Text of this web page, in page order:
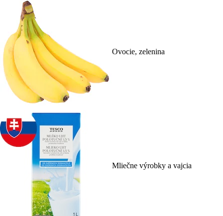
Ovocie, zelenina
Mliečne výrobky a vajcia